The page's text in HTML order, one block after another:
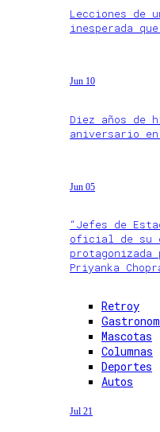
Lecciones de
inesperada
Jun 10
Diez años
aniversario en
Jun 05
“Jefes de
oficial de su
Priyanka
Retroy
Mascotas
Columnas
Deportes
Autos
Jul 21